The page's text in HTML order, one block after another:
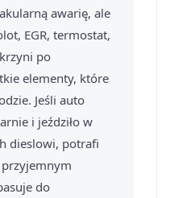
awarię, ale
EGR, termostat,
po
elementy, które
Jeśli auto
i jeździło w
dieslowi, potrafi
do